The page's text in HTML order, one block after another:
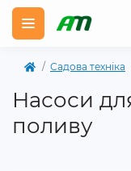
Садова техніка
Насоси
поливу